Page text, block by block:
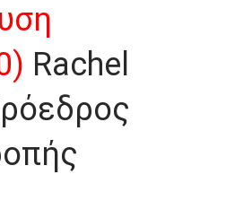
Rachel